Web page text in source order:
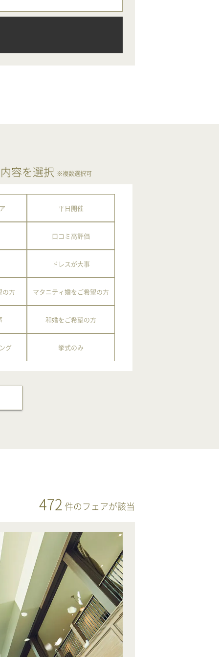
容を選択 ※複数選択可
平日開催
口コミ高評価
ドレスが大事
の方 マタニティ婚をご希望の方
和婚をご希望の方
グ 挙式のみ
472 件のフェアが該当